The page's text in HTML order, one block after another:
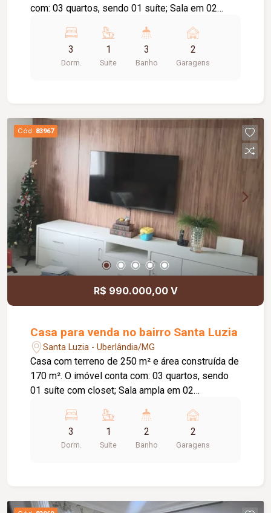
com: 03 quartos, sendo 01 suíte; Sala em 02
social; Cozinha com mesa fixa em mármore;
Varanda; Lavanderia; Escritório; Edícula;
Diferenciais: Toda murada; Portões eletrônicos;
3
Dorm.
1
Suite
3
Banho
2
Garagens
Cód. 83967
R$ 990.000,00 V
Casa para venda no bairro Santa Luzia
Santa Luzia - Uberlândia/MG
Casa com terreno de 250 m² e área construída de
170 m². O imóvel conta com: 03 quartos, sendo
01 suíte com closet; Sala ampla em 02
a parede; Jardim de inverno; Cozinha com
armários planejados e coifa; Lavanderia
independente; Despensa; Área gourmet; Piscina
condicionado nos quartos com acionamento via
3
Dorm.
1
Suite
2
Banho
2
Garagens